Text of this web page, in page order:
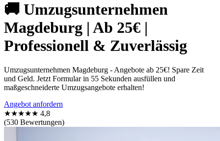
🚚 Umzugsunternehmen
Magdeburg | Ab 25€ |
Professionell & Zuverlässig
Umzugsunternehmen Magdeburg - Angebote ab 25€! Spare Zeit
und Geld. Jetzt Formular in 55 Sekunden ausfüllen und
maßgeschneiderte Umzugsangebote erhalten!
Angebot anfordern
★★★★★ 4,8
(530 Bewertungen)